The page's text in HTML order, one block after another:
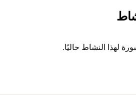
لهذا النشاط حاليًا.